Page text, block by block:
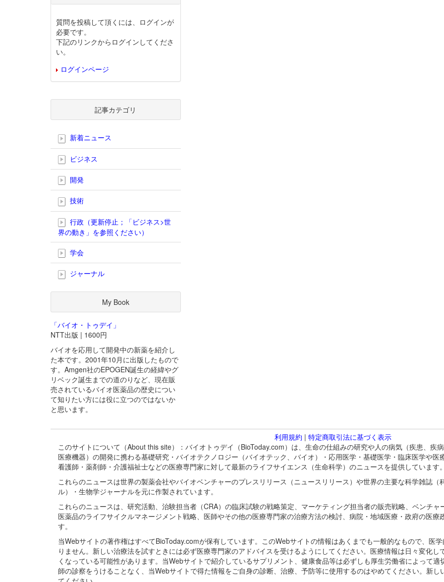
質問を投稿して頂くには、ログインが
必要です。
下記のリンクからログインしてくださ
い。
ログインページ
記事カテゴリ
新着ニュース
ビジネス
開発
技術
行政（更新停止；「ビジネス>世
界の動き」を参照ください）
学会
ジャーナル
My Book
「バイオ・トゥデイ」
NTT出版 | 1600円
バイオを応用して開発中の新薬を紹介し
た本です。2001年10月に出版したもので
す。Amgen社のEPOGEN誕生の経緯やグ
リベック誕生までの道のりなど、現在販
売されているバイオ医薬品の歴史につい
て知りたい方には役に立つのではないか
と思います。
利用規約 | 特定商取引法に基づく表示
このサイトについて（About this site）：バイオトゥデイ（BioToday.com）は、生命の仕組みの研究や人の病気（疾患、疾
医療機器）の開発に携わる基礎研究・バイオテクノロジー（バイオテック、バイオ）・応用医学・基礎医学・臨床医学や医
看護師・薬剤師・介護福祉士などの医療専門家に対して最新のライフサイエンス（生命科学）のニュースを提供しています。
これらのニュースは世界の製薬会社やバイオベンチャーのプレスリリース（ニュースリリース）や世界の主要な科学雑誌
ル）・生物学ジャーナルを元に作製されています。
これらのニュースは、研究活動、治験担当者（CRA）の臨床試験の戦略策定、マーケティング担当者の販売戦略、ベンチャ
医薬品のライフサイクルマネージメント戦略、医師やその他の医療専門家の治療方法の検討、病院・地域医療・政府の医
す。
当Webサイトの著作権はすべてBioToday.comが保有しています。このWebサイトの情報はあくまでも一般的なもので、医
りません。新しい治療法を試すときには必ず医療専門家のアドバイスを受けるようにしてください。医療情報は日々変化
くなっている可能性があります。当Webサイトで紹介しているサプリメント、健康食品等は必ずしも厚生労働省によって
師の診察をうけることなく、当Webサイトで得た情報をご自身の診断、治療、予防等に使用するのはやめてください。新